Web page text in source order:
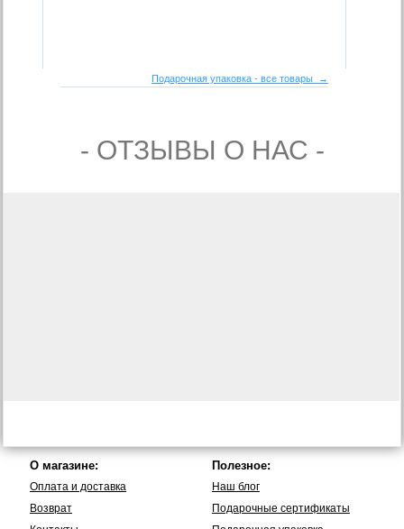
Подарочная упаковка - все товары →
- ОТЗЫВЫ О НАС -
О магазине:
Оплата и доставка
Возврат
Полезное:
Наш блог
Подарочные сертификаты